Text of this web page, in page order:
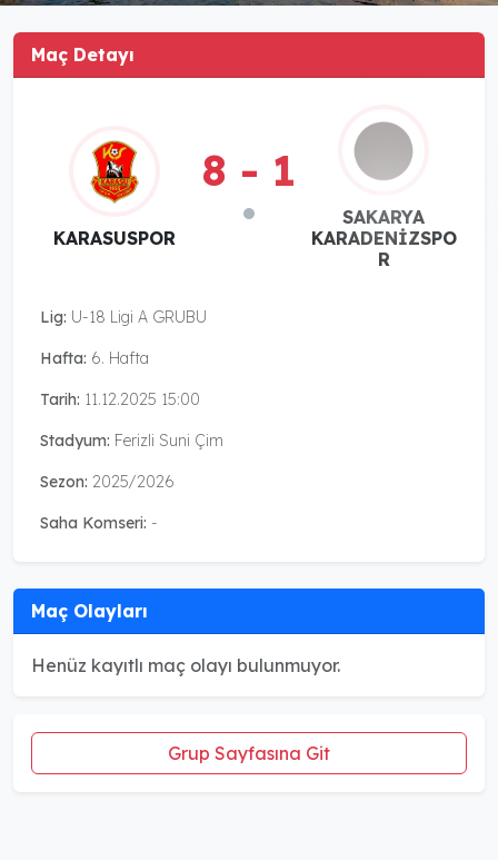
Maç Detayı
KARASUSPOR
8 - 1
SAKARYA
KARADENİZSPO
R
Lig: U-18 Ligi A GRUBU
Hafta: 6. Hafta
Tarih: 11.12.2025 15:00
Stadyum: Ferizli Suni Çim
Sezon: 2025/2026
Saha Komseri: -
Maç Olayları
Henüz kayıtlı maç olayı bulunmuyor.
Grup Sayfasına Git